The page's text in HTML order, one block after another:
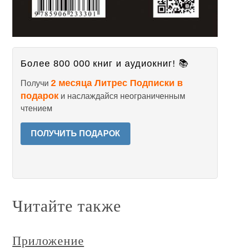
Более 800 000 книг и аудиокниг! 📚
Получи 2 месяца Литрес Подписки в
подарок и наслаждайся неограниченным
чтением
ПОЛУЧИТЬ ПОДАРОК
Читайте также
Приложение